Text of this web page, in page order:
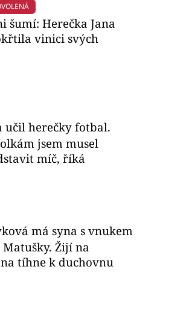
šumí: Herečka Jana
vinici svých
učil herečky fotbal.
jsem musel
míč, říká
má syna s vnukem
Žijí na
tíhne k duchovnu